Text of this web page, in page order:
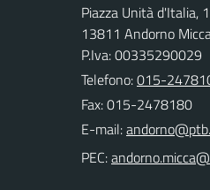
Piazza Unità d'Italia, 1
13811 Andorno
P.Iva: 00335290029
Telefono:015-
Fax: 015-2478180
E-mail:
PEC: